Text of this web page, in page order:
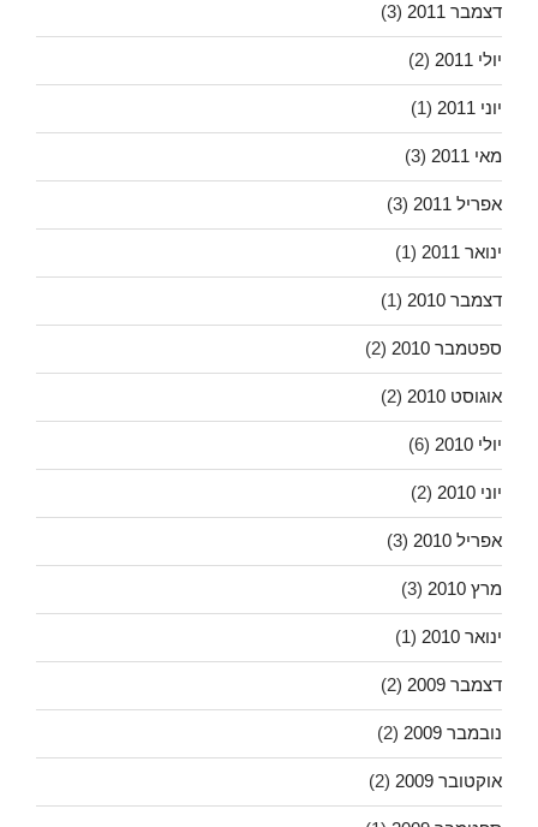
דצמבר 2011 (3)
יולי 2011 (2)
יוני 2011 (1)
מאי 2011 (3)
אפריל 2011 (3)
ינואר 2011 (1)
דצמבר 2010 (1)
ספטמבר 2010 (2)
אוגוסט 2010 (2)
יולי 2010 (6)
יוני 2010 (2)
אפריל 2010 (3)
מרץ 2010 (3)
ינואר 2010 (1)
דצמבר 2009 (2)
נובמבר 2009 (2)
אוקטובר 2009 (2)